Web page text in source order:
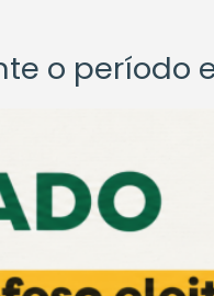
o período